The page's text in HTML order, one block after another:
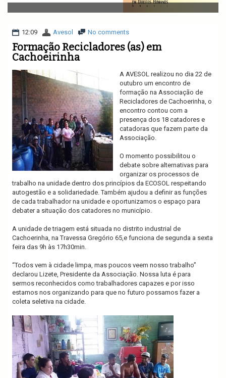
v
i
a
i
12:09 Avesol No comments
Formação Recicladores (as) em
Cachoeirinha
A AVESOL realizou no dia 22 de
outubro um encontro de
formação na Associação de
Recicladores de Cachoerinha, o
encontro contou com a
presença dos 18 catadores e
catadoras que fazem parte da
Associação.
O momento possibilitou o
debate sobre alternativas para
organizar os processos de
trabalho na unidade dentro dos princípios da ECOSOL respeitando
autogestão e a solidariedade. Também ajudou a definir as funções
de cada trabalhador na unidade e oportunizamos o espaço para
debater a situação dos catadores no município.
A unidade de triagem está situada no distrito industrial de
Cachoerinha, na Travessa Gregório 65,e funciona de segunda a sexta
feira das 9h às 17h30min.
“Todos vem à cidade limpa, mas poucos veem nosso trabalho”
declarou Lizete, Presidente da Associação. Nossa luta é para
sermos reconhecidos como trabalhadores capazes e por isso
estamos nos organizando para que no futuro possamos fazer a
coleta seletiva na cidade.